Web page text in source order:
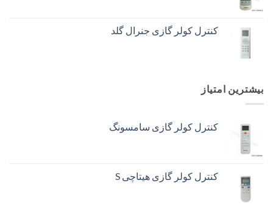
کنترل کولر گازی جنرال گلد
بیشترین امتیاز
کنترل کولر گازی سامسونگ
کنترل کولر گازی هیتاچی S